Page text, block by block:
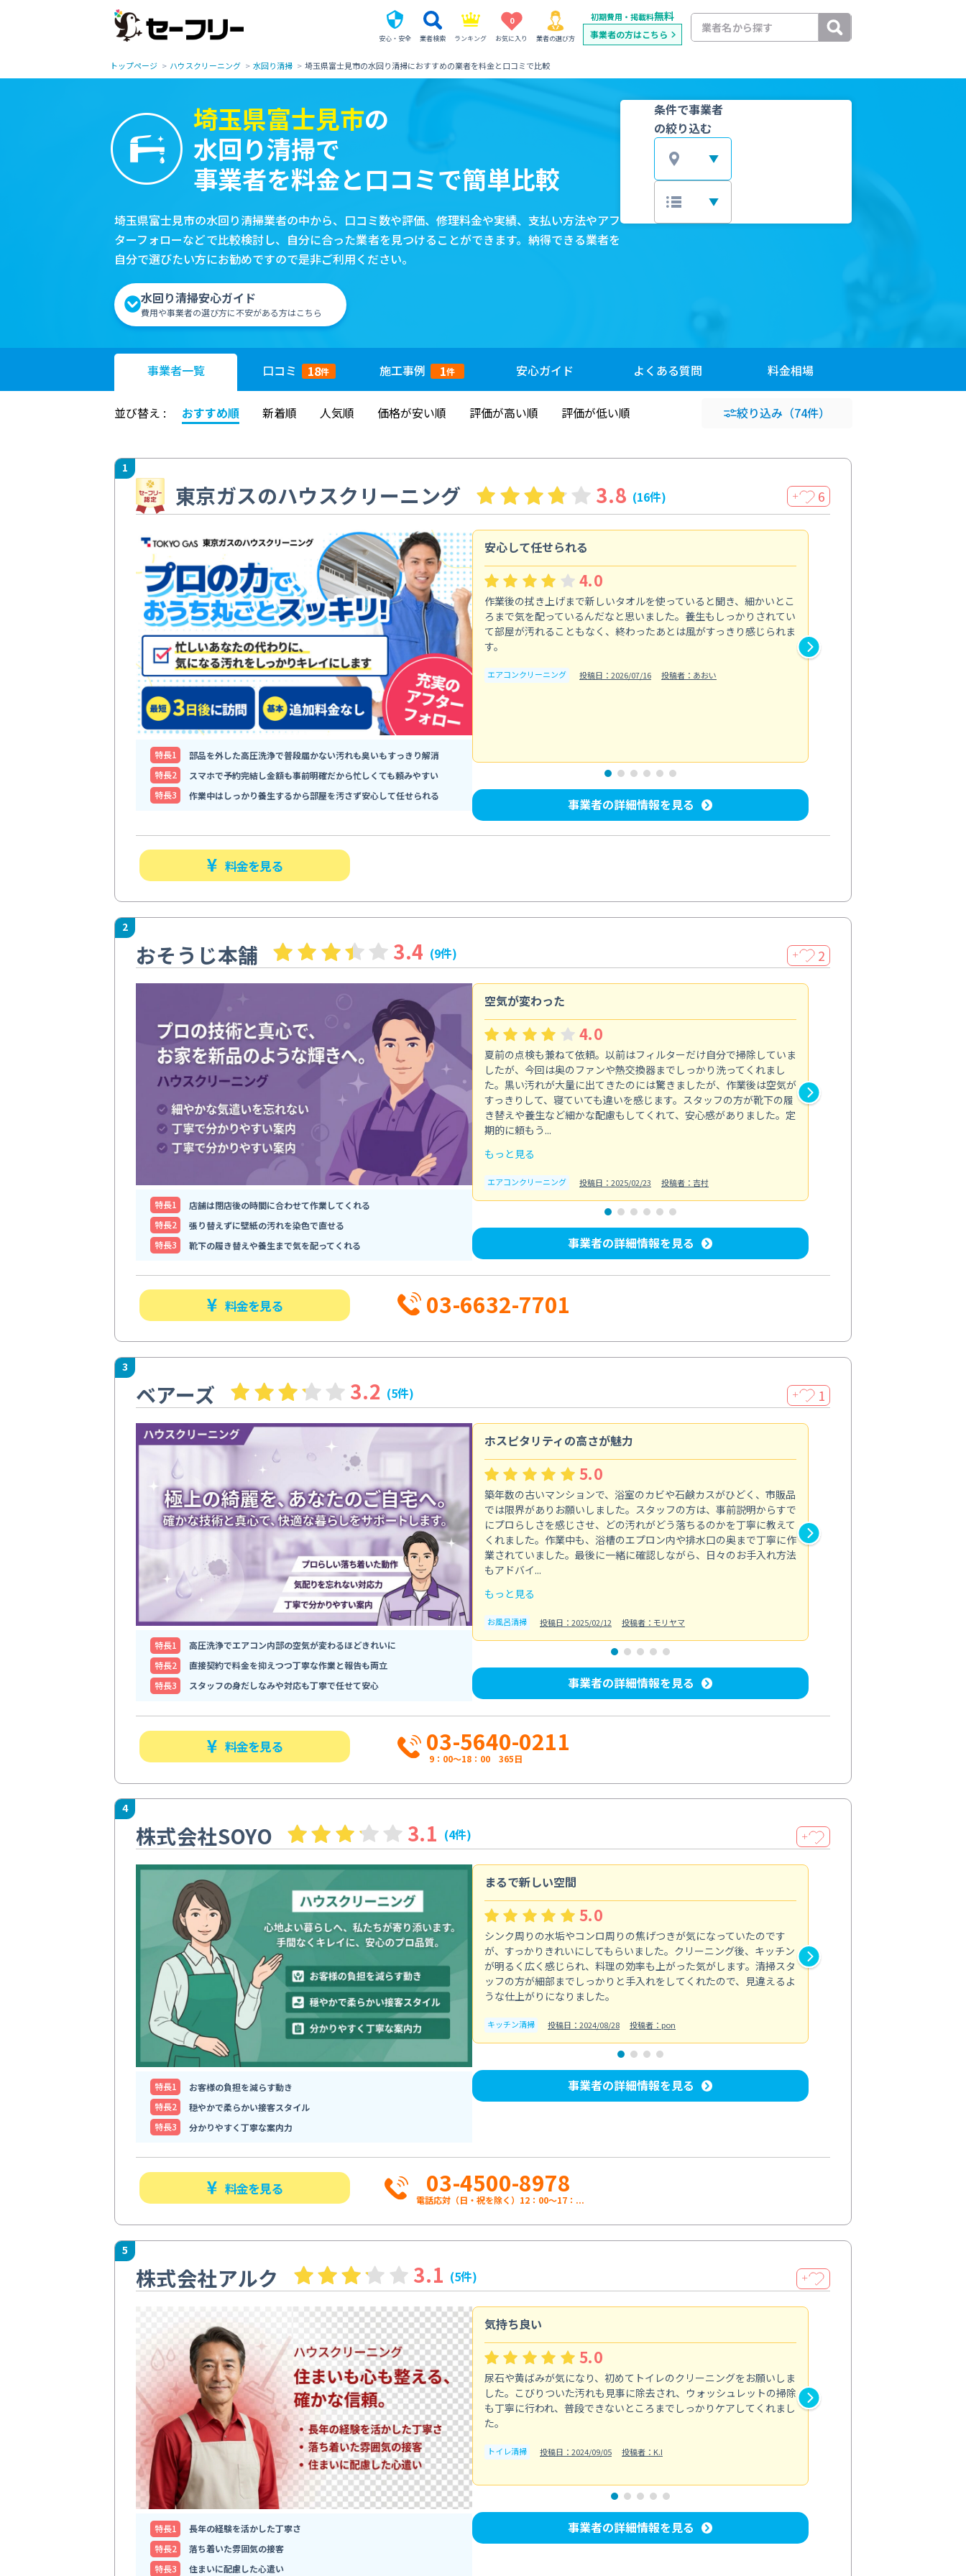
安心・安全 業者検索 ランキング
0
お気に入り 業者の選び方
初期費用・掲載料無料
事業者の方はこちら
トップページ ハウスクリーニング 水回り清掃 埼玉県富士見市の水回り清掃におすすめの業者を料金と口コミで比較
埼玉県富士見市の
水回り清掃で
事業者を料金と口コミで簡単比較
埼玉県富士見市の水回り清掃業者の中から、口コミ数や評価、修理料金や実績、支払い方法やアフ
ターフォローなどで比較検討し、自分に合った業者を見つけることができます。納得できる業者を
自分で選びたい方にお勧めですので是非ご利用ください。
水回り清掃安心ガイド
費用や事業者の選び方に不安がある方はこちら
条件で事業者
の絞り込む
事業者一覧 口コミ 18件 施工事例 1件 安心ガイド よくある質問 料金相場
並び替え : おすすめ順 新着順 人気順 価格が安い順 評価が高い順 評価が低い順 絞り込み （74件）
1
東京ガスのハウスクリーニング 3.8 (16件) ＋ 6
特⻑1
部品を外した高圧洗浄で普段届かない汚れも臭いもすっきり解消
特⻑2
スマホで予約完結し金額も事前明確だから忙しくても頼みやすい
特⻑3
作業中はしっかり養生するから部屋を汚さず安心して任せられる
安心して任せられる
4.0
作業後の拭き上げまで新しいタオルを使っていると聞き、細かいとこ
ろまで気を配っているんだなと思いました。養生もしっかりされてい
て部屋が汚れることもなく、終わったあとは風がすっきり感じられま
す。
エアコンクリーニング 投稿日：2026/07/16 投稿者：あおい
事業者の詳細情報を見る
料金を見る
2
おそうじ本舗 3.4 (9件) ＋ 2
特⻑1
店舗は閉店後の時間に合わせて作業してくれる
特⻑2
張り替えずに壁紙の汚れを染色で直せる
特⻑3
靴下の履き替えや養生まで気を配ってくれる
空気が変わった
4.0
夏前の点検も兼ねて依頼。以前はフィルターだけ自分で掃除していま
したが、今回は奥のファンや熱交換器までしっかり洗ってくれまし
た。黒い汚れが大量に出てきたのには驚きましたが、作業後は空気が
すっきりして、寝ていても違いを感じます。スタッフの方が靴下の履
き替えや養生など細かな配慮もしてくれて、安心感がありました。定
期的に頼もう...
もっと見る
エアコンクリーニング 投稿日：2025/02/23 投稿者：吉村
事業者の詳細情報を見る
料金を見る 03-6632-7701
3
ベアーズ 3.2 (5件) ＋ 1
特⻑1
高圧洗浄でエアコン内部の空気が変わるほどきれいに
特⻑2
直接契約で料金を抑えつつ丁寧な作業と報告も両立
特⻑3
スタッフの身だしなみや対応も丁寧で任せて安心
ホスピタリティの高さが魅力
5.0
築年数の古いマンションで、浴室のカビや石鹸カスがひどく、市販品
では限界がありお願いしました。スタッフの方は、事前説明からすで
にプロらしさを感じさせ、どの汚れがどう落ちるのかを丁寧に教えて
くれました。作業中も、浴槽のエプロン内や排水口の奥まで丁寧に作
業されていました。最後に一緒に確認しながら、日々のお手入れ方法
もアドバイ...
もっと見る
お風呂清掃 投稿日：2025/02/12 投稿者：モリヤマ
事業者の詳細情報を見る
料金を見る 03-5640-0211
9：00～18：00 365日
4
株式会社SOYO 3.1 (4件) ＋
特⻑1
お客様の負担を減らす動き
特⻑2
穏やかで柔らかい接客スタイル
特⻑3
分かりやすく丁寧な案内力
まるで新しい空間
5.0
シンク周りの水垢やコンロ周りの焦げつきが気になっていたのです
が、すっかりきれいにしてもらいました。クリーニング後、キッチン
が明るく広く感じられ、料理の効率も上がった気がします。清掃スタ
ッフの方が細部までしっかりと手入れをしてくれたので、見違えるよ
うな仕上がりになりました。
キッチン清掃 投稿日：2024/08/28 投稿者：pon
事業者の詳細情報を見る
料金を見る 03-4500-8978
電話応対（日・祝を除く）12：00～17：...
5
株式会社アルク 3.1 (5件) ＋
特⻑1
長年の経験を活かした丁寧さ
特⻑2
落ち着いた雰囲気の接客
特⻑3
住まいに配慮した心遣い
気持ち良い
5.0
尿石や黄ばみが気になり、初めてトイレのクリーニングをお願いしま
した。こびりついた汚れも見事に除去され、ウォッシュレットの掃除
も丁寧に行われ、普段できないところまでしっかりケアしてくれまし
た。
トイレ清掃 投稿日：2024/09/05 投稿者：K.I
事業者の詳細情報を見る